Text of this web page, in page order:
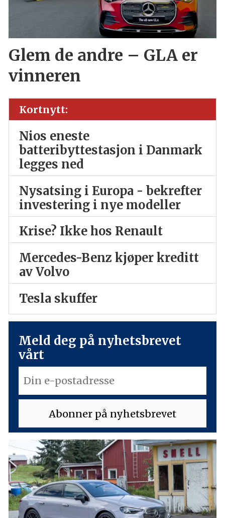
Glem de andre – GLA er
vinneren
Kortnytt:
Nios eneste
batteribyttestasjon i Danmark
legges ned
Nysatsing i Europa - bekrefter
investering i nye modeller
Krise? Ikke hos Renault
Mercedes-Benz kjøper kreditt
av Volvo
Tesla skuffer
Meld deg på nyhetsbrevet
vårt